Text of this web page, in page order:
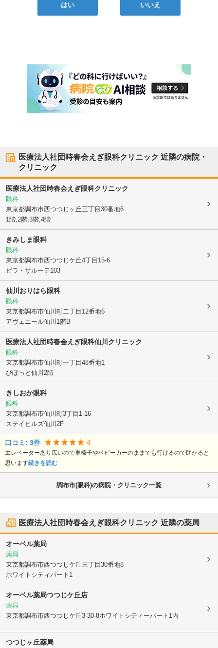
はい いいえ
医療法人社団時春会えぎ眼科クリニック 近隣の病院・
クリニック
医療法人社団時春会えぎ眼科クリニック
眼科
東京都調布市西つつじヶ丘三丁目30番地6
1階,2階,3階,4階
きみしま眼科
眼科
東京都調布市西つつじケ丘4丁目15-6
ビラ・サルーテ103
仙川おりはら眼科
眼科
東京都調布市仙川町二丁目12番地6
アヴェニール仙川1階B
医療法人社団時春会えぎ眼科仙川クリニック
眼科
東京都調布市仙川町一丁目48番地1
ぴぽっと仙川2階
きしおか眼科
眼科
東京都調布市仙川町3丁目1-16
ステイヒルズ仙川2F
口コミ: 3件 4
エレベーターあり広いので車椅子やベビーカーのままでも行けるので助かると
思います続きを読む
調布市(眼科)の病院・クリニック一覧
医療法人社団時春会えぎ眼科クリニック 近隣の薬局
オーベル薬局
薬局
東京都調布市西つつじケ丘三丁目30番地8
ホワイトシティパート1
オーベル薬局つつじケ丘店
薬局
東京都調布市西つつじケ丘3-30-8ホワイトシティーパート1内
つつじヶ丘薬局